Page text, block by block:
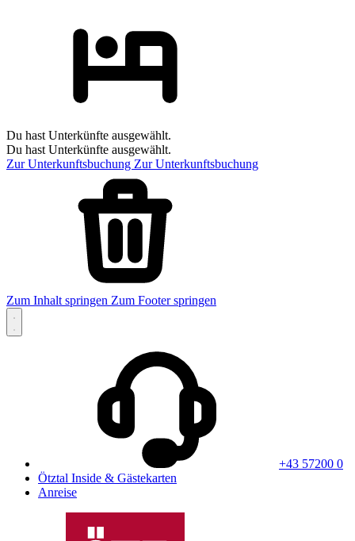
Du hast Unterkünfte ausgewählt.
Du hast Unterkünfte ausgewählt.
Zur Unterkunftsbuchung Zur Unterkunftsbuchung
Zum Inhalt springen Zum Footer springen
+43 57200 0
Ötztal Inside & Gästekarten
Anreise